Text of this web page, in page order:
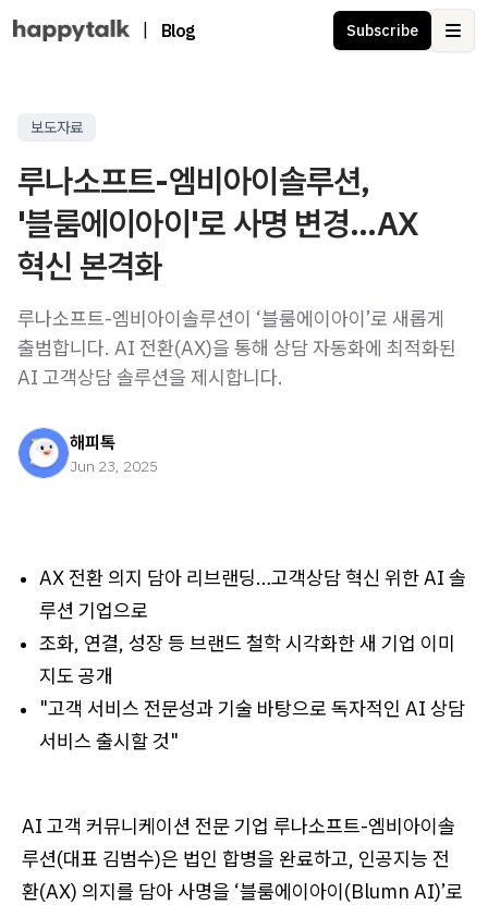
Blog Subscribe
보도자료
루나소프트-엠비아이솔루션,
'블룸에이아이'로 사명 변경...AX
혁신 본격화
루나소프트-엠비아이솔루션이 ‘블룸에이아이’로 새롭게
출범합니다. AI 전환(AX)을 통해 상담 자동화에 최적화된
AI 고객상담 솔루션을 제시합니다.
해피톡
Jun 23, 2025
AX 전환 의지 담아 리브랜딩…고객상담 혁신 위한 AI 솔
루션 기업으로
조화, 연결, 성장 등 브랜드 철학 시각화한 새 기업 이미
지도 공개
"고객 서비스 전문성과 기술 바탕으로 독자적인 AI 상담
서비스 출시할 것"
AI 고객 커뮤니케이션 전문 기업 루나소프트-엠비아이솔
루션(대표 김범수)은 법인 합병을 완료하고, 인공지능 전
환(AX) 의지를 담아 사명을 ‘블룸에이아이(Blumn AI)’로